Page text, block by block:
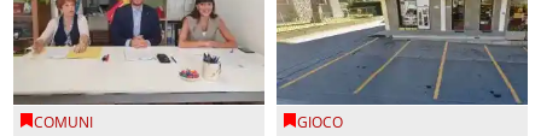
COMUNI GIOCO